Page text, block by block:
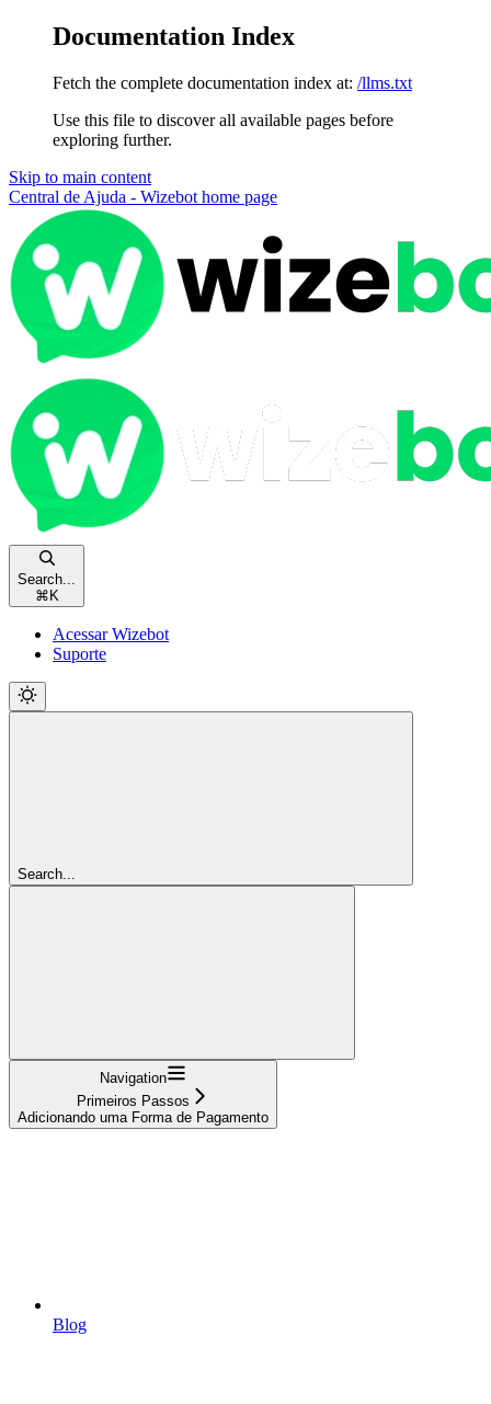
Documentation Index
Fetch the complete documentation index at: /llms.txt
Use this file to discover all available pages before
exploring further.
Skip to main content
Central de Ajuda - Wizebot home page
Search...
⌘ K
Acessar Wizebot
Suporte
Search...
Navigation
Primeiros Passos
Adicionando uma Forma de Pagamento
Blog